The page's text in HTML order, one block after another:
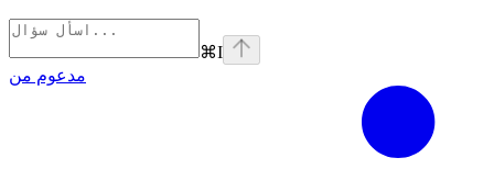
⌘I
مدعوم من